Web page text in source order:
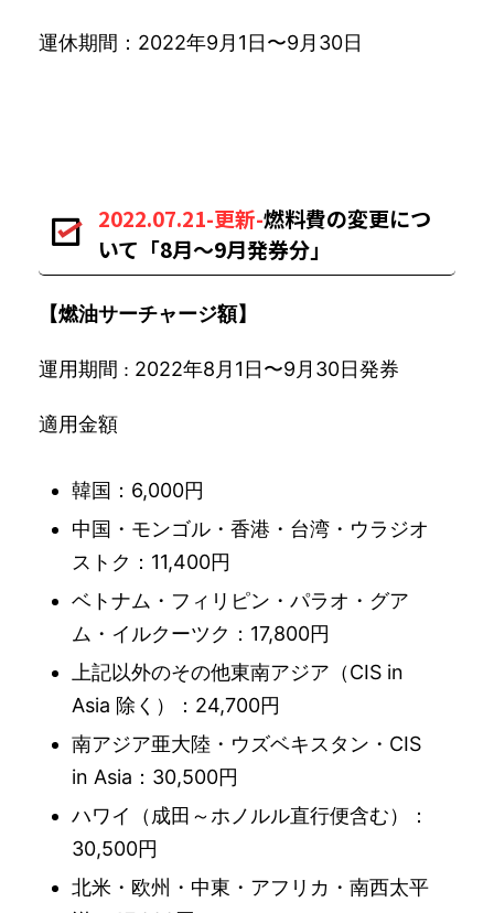
運休期間：2022年9月1日〜9月30日
2022.07.21-更新-燃料費の変更につ
いて「8月〜9月発券分」
【燃油サーチャージ額】
運用期間 : 2022年8月1日〜9月30日発券
適用金額
韓国：6,000円
中国・モンゴル・香港・台湾・ウラジオ
ストク：11,400円
ベトナム・フィリピン・パラオ・グア
ム・イルクーツク：17,800円
上記以外のその他東南アジア（CIS in
Asia 除く）：24,700円
南アジア亜大陸・ウズベキスタン・CIS
in Asia：30,500円
ハワイ（成田～ホノルル直行便含む）：
30,500円
北米・欧州・中東・アフリカ・南西太平